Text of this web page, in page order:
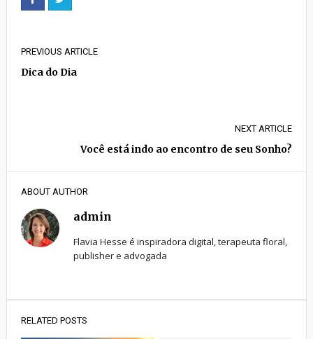
PREVIOUS ARTICLE
Dica do Dia
NEXT ARTICLE
Você está indo ao encontro de seu Sonho?
ABOUT AUTHOR
admin
Flavia Hesse é inspiradora digital, terapeuta floral,
publisher e advogada
RELATED POSTS